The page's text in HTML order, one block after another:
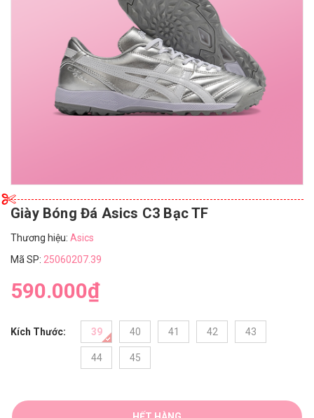
Giày Bóng Đá Asics C3 Bạc TF
Thương hiệu: Asics
Mã SP: 25060207.39
590.000₫
Kích Thước: 39 40 41 42 43
44 45